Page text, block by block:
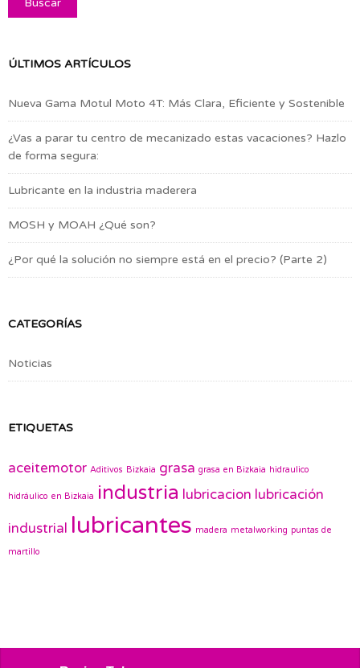
ÚLTIMOS ARTÍCULOS
Nueva Gama Motul Moto 4T: Más Clara, Eficiente y Sostenible
¿Vas a parar tu centro de mecanizado estas vacaciones? Hazlo
de forma segura:
Lubricante en la industria maderera
MOSH y MOAH ¿Qué son?
¿Por qué la solución no siempre está en el precio? (Parte 2)
CATEGORÍAS
Noticias
ETIQUETAS
aceitemotor Aditivos Bizkaia grasa grasa en Bizkaia hidraulico
hidráulico en Bizkaia industria lubricacion lubricación
industrial lubricantes madera metalworking puntas de
martillo